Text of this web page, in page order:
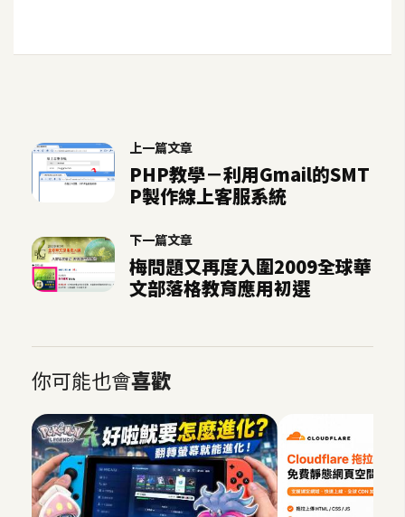
上一篇文章
PHP教學－利用Gmail的SMT
P製作線上客服系統
下一篇文章
梅問題又再度入圍2009全球華
文部落格教育應用初選
你可能也會喜歡